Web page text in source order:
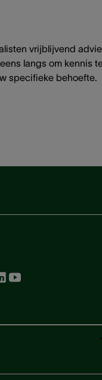
vrijblijvend
langs om kennis
specifieke behoefte.